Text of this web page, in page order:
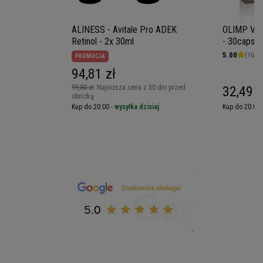
W czasie walki o dobrą kondycję organizmu warto
pamiętać również o działaniu preparatów
obdarzyła nasz świat ogromną ilością roślin,
ALINESS - Avitale Pro ADEK
Retinol - 2x 30ml
PROMOCJA
99,80 zł Najniższa cena z 30 dni przed
obniżką
94,81 zł
Kup do 20:00 - wysyłka dzisiaj
OLIMP
- 30caps
5.00 (16)
32,49
Kup do 20:00